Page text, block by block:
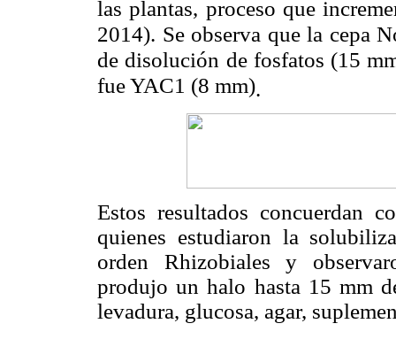
las plantas, proceso que
2014). Se observa que la cepa
de disolución de fosfatos (15
fue YAC1 (8 mm).
Estos resultados concuerdan
quienes estudiaron la
orden Rhizobiales y
produjo un halo hasta 15 mm
levadura, glucosa, agar,